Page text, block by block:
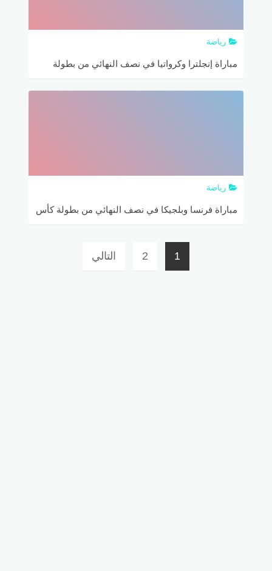
رياضة
مباراة إنجلترا وكرواتيا في نصف النهائي من بطولة
رياضة
مباراة فرنسا وبلجيكا في نصف النهائي من بطولة كأس
1
2 التالي